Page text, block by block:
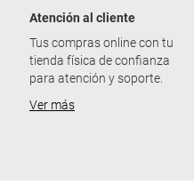
Atención al cliente
Tus compras online con tu
tienda física de confianza
para atención y soporte.
Ver más